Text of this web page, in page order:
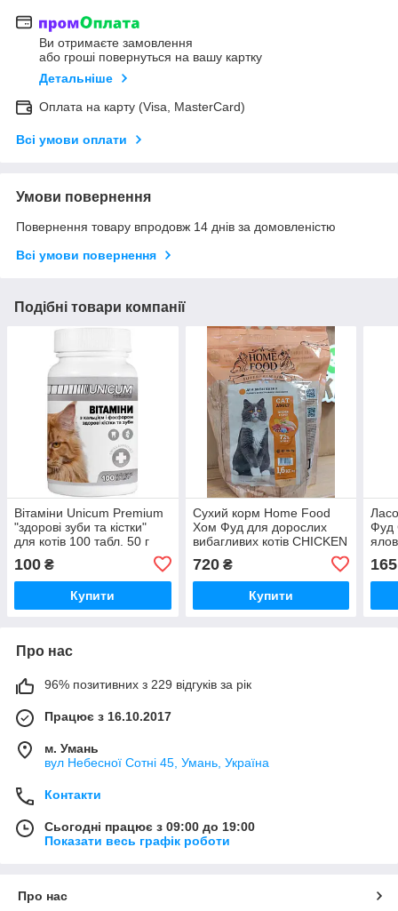
Ви отримаєте замовлення
або гроші повернуться на вашу картку
Детальніше
Оплата на карту (Visa, MasterCard)
Всі умови оплати
Умови повернення
Повернення товару впродовж 14 днів за домовленістю
Всі умови повернення
Подібні товари компанії
Вітаміни Unicum Premium
"здорові зуби та кістки"
для котів 100 табл. 50 г
100 ₴
Купити
Сухий корм Home Food
Хом Фуд для дорослих
вибагливих котів CHICKEN
720₴
Купити
Фуд
165
Про нас
96% позитивних з 229 відгуків за рік
Працює з 16.10.2017
м. Умань
вул Небесної Сотні 45, Умань, Україна
Контакти
Сьогодні працює з 09:00 до 19:00
Показати весь графік роботи
Про нас